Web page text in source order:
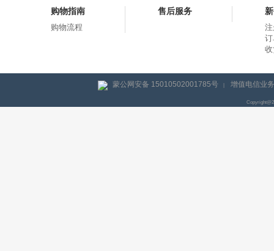
购物指南
购物流程
售后服务
蒙公网安备 15010502001785号 | 增值电信业